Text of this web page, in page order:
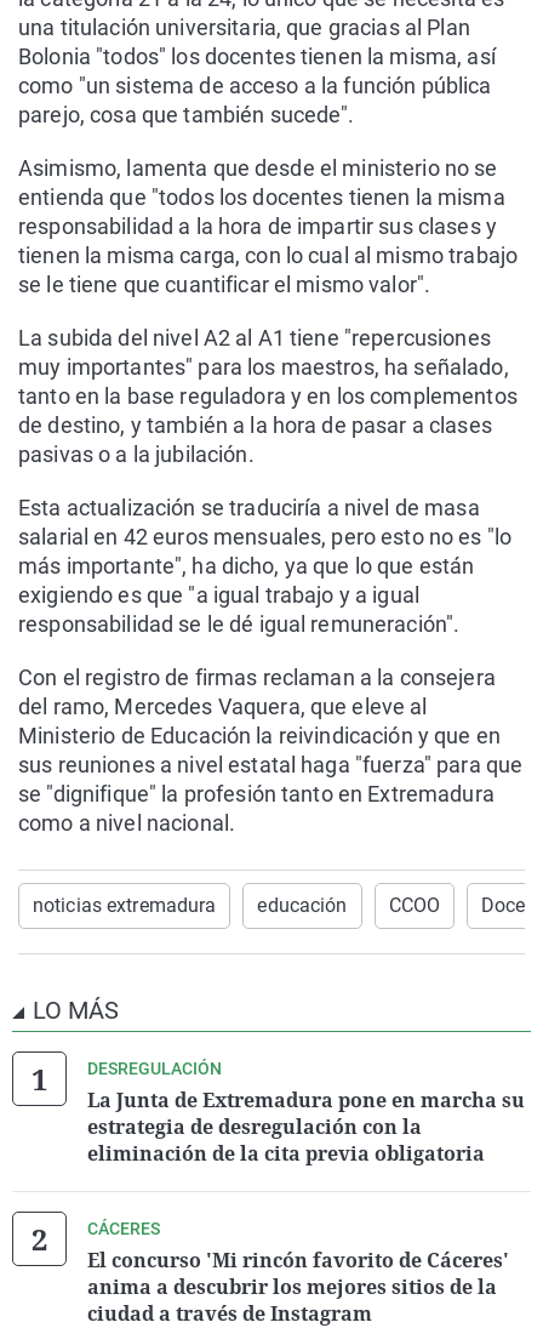
una titulación universitaria, que gracias al Plan
Bolonia "todos" los docentes tienen la misma, así
como "un sistema de acceso a la función pública
parejo, cosa que también sucede".
Asimismo, lamenta que desde el ministerio no se
entienda que "todos los docentes tienen la misma
responsabilidad a la hora de impartir sus clases y
tienen la misma carga, con lo cual al mismo trabajo
se le tiene que cuantificar el mismo valor".
La subida del nivel A2 al A1 tiene "repercusiones
muy importantes" para los maestros, ha señalado,
tanto en la base reguladora y en los complementos
de destino, y también a la hora de pasar a clases
pasivas o a la jubilación.
Esta actualización se traduciría a nivel de masa
salarial en 42 euros mensuales, pero esto no es "lo
más importante", ha dicho, ya que lo que están
exigiendo es que "a igual trabajo y a igual
responsabilidad se le dé igual remuneración".
Con el registro de firmas reclaman a la consejera
del ramo, Mercedes Vaquera, que eleve al
Ministerio de Educación la reivindicación y que en
sus reuniones a nivel estatal haga "fuerza" para que
se "dignifique" la profesión tanto en Extremadura
como a nivel nacional.
noticias extremadura educación CCOO
LO MÁS
DESREGULACIÓN
La Junta de Extremadura pone en marcha su
estrategia de desregulación con la
eliminación de la cita previa obligatoria
CÁCERES
El concurso 'Mi rincón favorito de Cáceres'
anima a descubrir los mejores sitios de la
ciudad a través de Instagram